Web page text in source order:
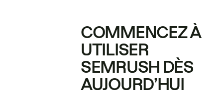
COMMENCEZ À
UTILISER
SEMRUSH DÈS
AUJOURD’HUI